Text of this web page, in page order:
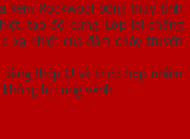
kèm Rockwool bông thủy tinh
tạo độ cứng. Lớp lõi chống
xạ nhiệt của đám cháy truyền
thép U và thép hộp nhằm
bị cong vênh.